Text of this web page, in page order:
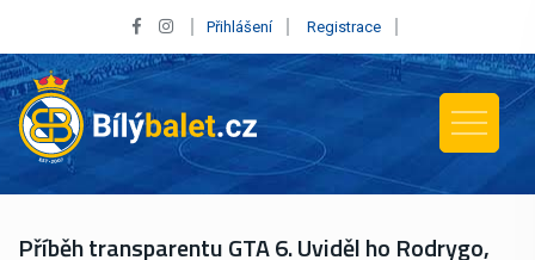
Přihlášení Registrace
Příběh transparentu GTA 6. Uviděl ho Rodrygo,